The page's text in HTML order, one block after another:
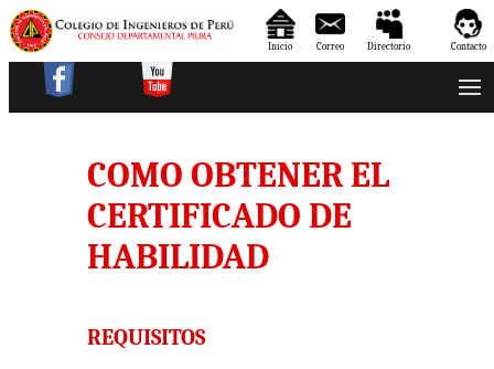
Contacto
Directorio
Correo
Inicio
COMO OBTENER EL
CERTIFICADO DE
HABILIDAD
REQUISITOS